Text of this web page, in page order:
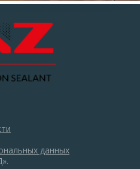
данных